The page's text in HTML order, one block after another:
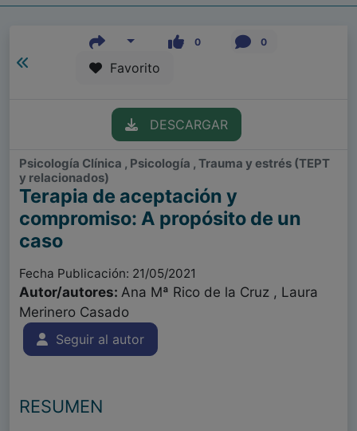
0 0
Favorito
DESCARGAR
Psicología Clínica , Psicología , Trauma y estrés (TEPT
y relacionados)
Terapia de aceptación y
compromiso: A propósito de un
caso
Fecha Publicación: 21/05/2021
Autor/autores: Ana Mª Rico de la Cruz , Laura
Merinero Casado
Seguir al autor
RESUMEN